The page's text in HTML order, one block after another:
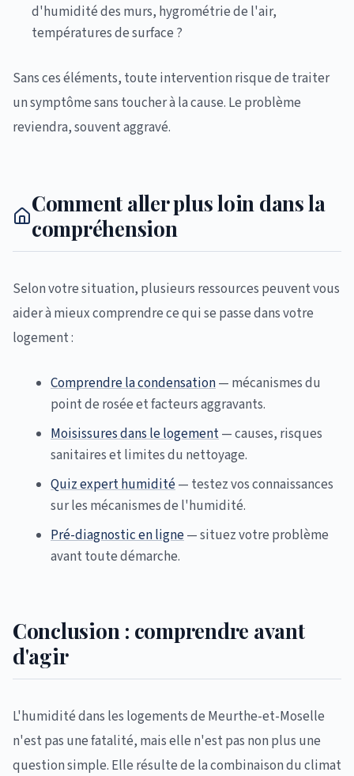
d'humidité des murs, hygrométrie de l'air,
températures de surface ?
Sans ces éléments, toute intervention risque de traiter
un symptôme sans toucher à la cause. Le problème
reviendra, souvent aggravé.
Comment aller plus loin dans la
compréhension
Selon votre situation, plusieurs ressources peuvent vous
aider à mieux comprendre ce qui se passe dans votre
logement :
Comprendre la condensation— mécanismes du
point de rosée et facteurs aggravants.
Moisissures dans le logement— causes, risques
sanitaires et limites du nettoyage.
Quiz expert humidité— testez vos connaissances
sur les mécanismes de l'humidité.
Pré-diagnostic en ligne— situez votre problème
avant toute démarche.
Conclusion : comprendre avant
d'agir
L'humidité dans les logements de Meurthe-et-Moselle
n'est pas une fatalité, mais elle n'est pas non plus une
question simple. Elle résulte de la combinaison du climat